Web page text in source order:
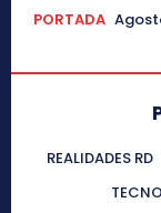
PORTADA
REALIDADES RD